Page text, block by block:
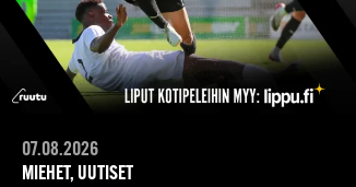
07.08.2026
MIEHET, UUTISET